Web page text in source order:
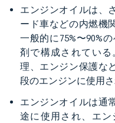
エンジンオイルは、
ード車などの内燃機
一般的に75%〜90%
剤で構成されてい
理、エンジン保護な
段のエンジンに使用さ
エンジンオイルは通
途に使用され、エ